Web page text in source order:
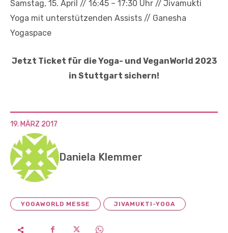
Samstag, 15. April // 16:45 – 17:30 Uhr // Jivamukti
Yoga mit unterstützenden Assists // Ganesha
Yogaspace
Jetzt Ticket für die Yoga- und VeganWorld 2023
in Stuttgart sichern!
19. MÄRZ 2017
Daniela Klemmer
YOGAWORLD MESSE JIVAMUKTI-YOGA